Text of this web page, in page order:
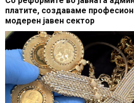
платите, создаваме
модерен јавен сектор